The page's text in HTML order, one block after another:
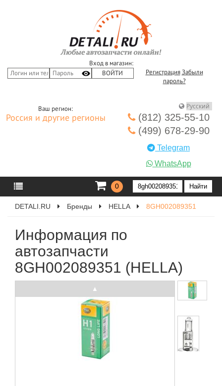
Вход в магазин:
Регистрация Забыли
пароль?
Ваш регион:
Россия и другие регионы
(812) 325-55-10
(499) 678-29-90
Telegram
WhatsApp
0
DETALI.RU Бренды HELLA 8GH002089351
Информация по
автозапчасти
8GH002089351 (HELLA)